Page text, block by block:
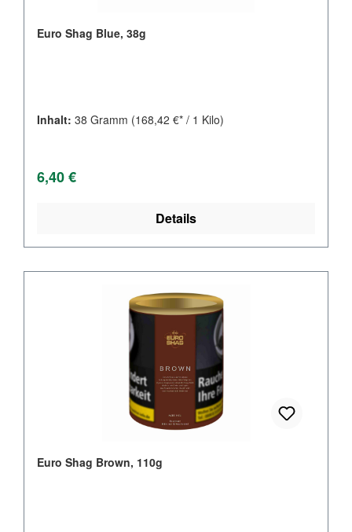
Euro Shag Blue, 38g
Inhalt: 38 Gramm (168,42 €* / 1 Kilo)
Regulärer Preis:
6,40 €
Details
Euro Shag Brown, 110g